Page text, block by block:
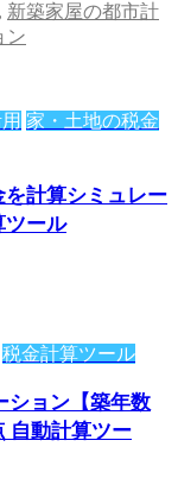
, 新築家屋の都市計
ン
家・土地の税金
を計算シミュレー
ツール
税金計算ツール
ション【築年数
自動計算ツー